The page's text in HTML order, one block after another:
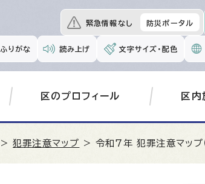
緊急情報なし 防災ポータル
ふりがな 読み上げ 文字サイズ・配色
区のプロフィール 区内
>犯罪注意マップ > 令和7年 犯罪注意マップ